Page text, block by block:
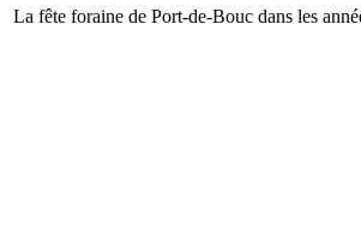
La fête foraine de Port-de-Bouc dans les